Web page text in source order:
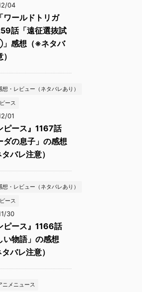
04
ワールドトリガ
話「遠征選抜試
感想（※ネタバ
想・レビュー（ネタバレあり）
ース
01
ピース』1167話
ダの息子」の感想
タバレ注意）
想・レビュー（ネタバレあり）
ース
30
ピース』1166話
い物語」の感想
タバレ注意）
ニメニュース